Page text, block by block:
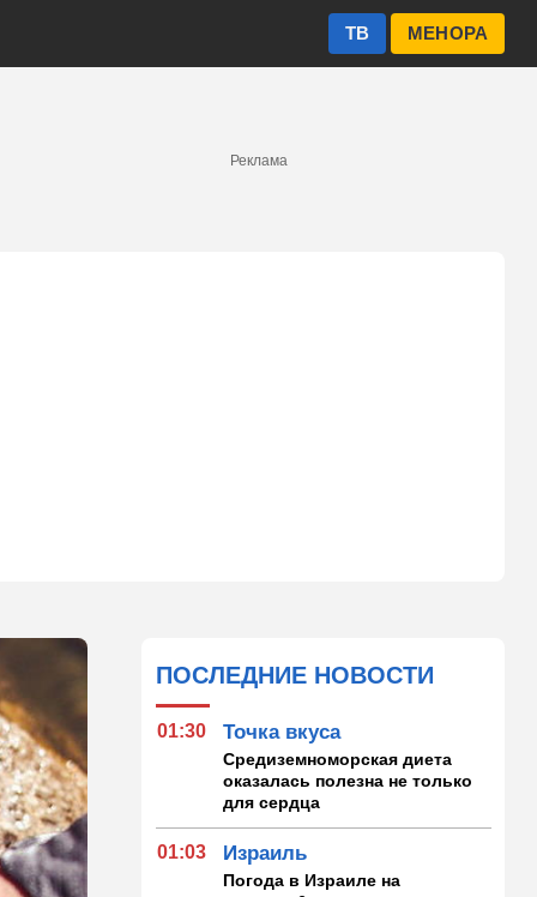
МЕНОРА
ТВ
Реклама
ПОСЛЕДНИЕ НОВОСТИ
01:30 Точка вкуса
Средиземноморская диета
оказалась полезна не только
для сердца
01:03 Израиль
Погода в Израиле на